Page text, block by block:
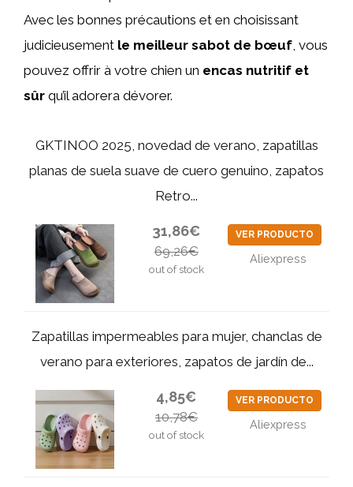
Avec les bonnes précautions et en choisissant
judicieusement le meilleur sabot de bœuf, vous
pouvez offrir à votre chien un encas nutritif et
sûr qu’il adorera dévorer.
GKTINOO 2025, novedad de verano, zapatillas
planas de suela suave de cuero genuino, zapatos
Retro...
31,86€
69,26€
out of stock
VER PRODUCTO
Aliexpress
Zapatillas impermeables para mujer, chanclas de
verano para exteriores, zapatos de jardín de...
4,85€
10,78€
out of stock
VER PRODUCTO
Aliexpress